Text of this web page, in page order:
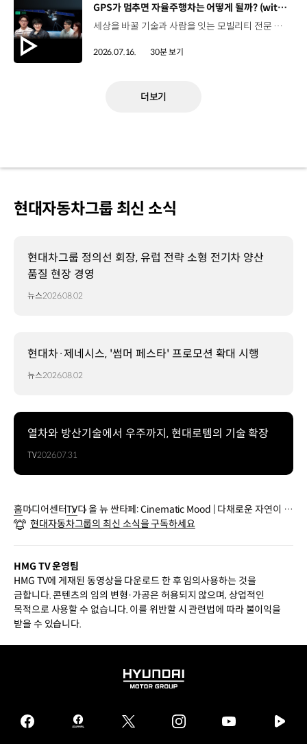
[동영상]
GPS가 멈추면 자율주행차는 어떻게 될까? (with 우주먼지, 항성) | 현대진행형 팟캐스트 EP. 19
세상을 바꿀 기술과 사람을 잇는 모빌리티 전문 팟캐스트, 현대진행형. 🔊 과학커뮤니케이터 이독실, 여도은 앵커,그리고 새로운 얼굴, 천문학자 우주먼지, 과학 커뮤니케이터 항성과 함께 돌아왔습니다. 열아홉 번째 에피소드에서는 우리에게 익숙한 GPS를 주제로내비게이션이 내 위치를 파악하는 기본 원리부터터널과 도심에서 GPS 정보에 오차가 발생하는 이유,그리고 자율주행 기술과 어떤 방식으로 연결되는지 살펴봅니다. 하늘의 별을 보고 길을 찾던 시대에서오늘날 GPS가 모빌리티를 움직이게 되기까지의 이야기.현대진행형 19편에서 확인해 보세요. 현대진행형 팟빵 ▶현대진행형 애플 팟캐스트 ▶현대진행형 스포티파이 ▶ 00:00 하이라이트00:24 인트로 / 자기소개02:25 별을 보며 길을 찾던 시대03:55 GPS가 내 위치를 찾는 원리05:39 내비게이션은 왜 가끔 엉뚱한 길로 갈까?08:56 어느 날 GPS가 일제히 멈춘다면?09:39 GPS가 멈추면 자율주행차는 어떻게 될까11:21 더 안전하게 길을 읽는 센서퓨전 기술12:30 자율주행 시대, 도로도 함께 진화해야 한다15:51 길을 잘 찾는 자율주행, '촉'이 생길 수 있을까?19:10 GPS가 어려워하는 '높이'를 예측하려면20:42 자율주행 시대의 고정밀 지도, 솔맵23:38 내비게이션 길 찾기 알고리즘과 새로운 기능들26:11 별자리를 찾아주는 선루프? 천문학자가 미래 자동차에 바라는 것28:30 이동 경험을 확장하는 미래 모빌리티의 역할 *본 영상에 포함된 참여자의 의견은 현대자동차그룹의 공식 입장과 다를 수 있습니다. #현대자동차그룹 #현대진행형 #모빌리티팟캐스트 #GPS #인공위성 #자율주행 #센서퓨전 #모빌리티 #팟캐스트
2026.07.16. 30분 보기
더보기
현대자동차그룹 최신 소식
현대차그룹 정의선 회장, 유럽 전략 소형 전기차 양산
품질 현장 경영
뉴스2026.08.02
현대차·제네시스, '썸머 페스타' 프로모션 확대 시행
뉴스2026.08.02
열차와 방산기술에서 우주까지, 현대로템의 기술 확장
TV2026.07.31
홈미디어센터TV디 올 뉴 싼타페: Cinematic Mood | 다채로운 자연이 품
은 에너지
현대자동차그룹의 최신 소식을 구독하세요
HMG TV 운영팀
HMG TV에 게재된 동영상을 다운로드 한 후 임의사용하는 것을
금합니다. 콘텐츠의 임의 변형·가공은 허용되지 않으며, 상업적인
목적으로 사용할 수 없습니다. 이를 위반할 시 관련법에 따라 불이익을
받을 수 있습니다.
HYUNDAI
GROUP
facebook
hmg
twitter instagram